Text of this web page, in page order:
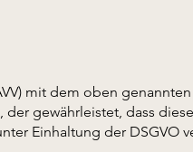
mit dem oben
gewährleistet, dass
Einhaltung der DSGVO